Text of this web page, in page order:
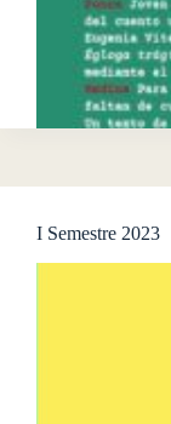
I Semestre 2023